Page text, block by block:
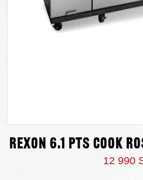
Rexon 6.1 PTS cooK
12 990